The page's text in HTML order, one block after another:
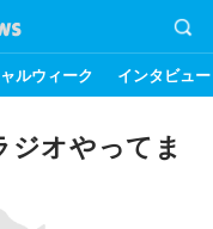
ルウィーク インタビュー
ジオやってま